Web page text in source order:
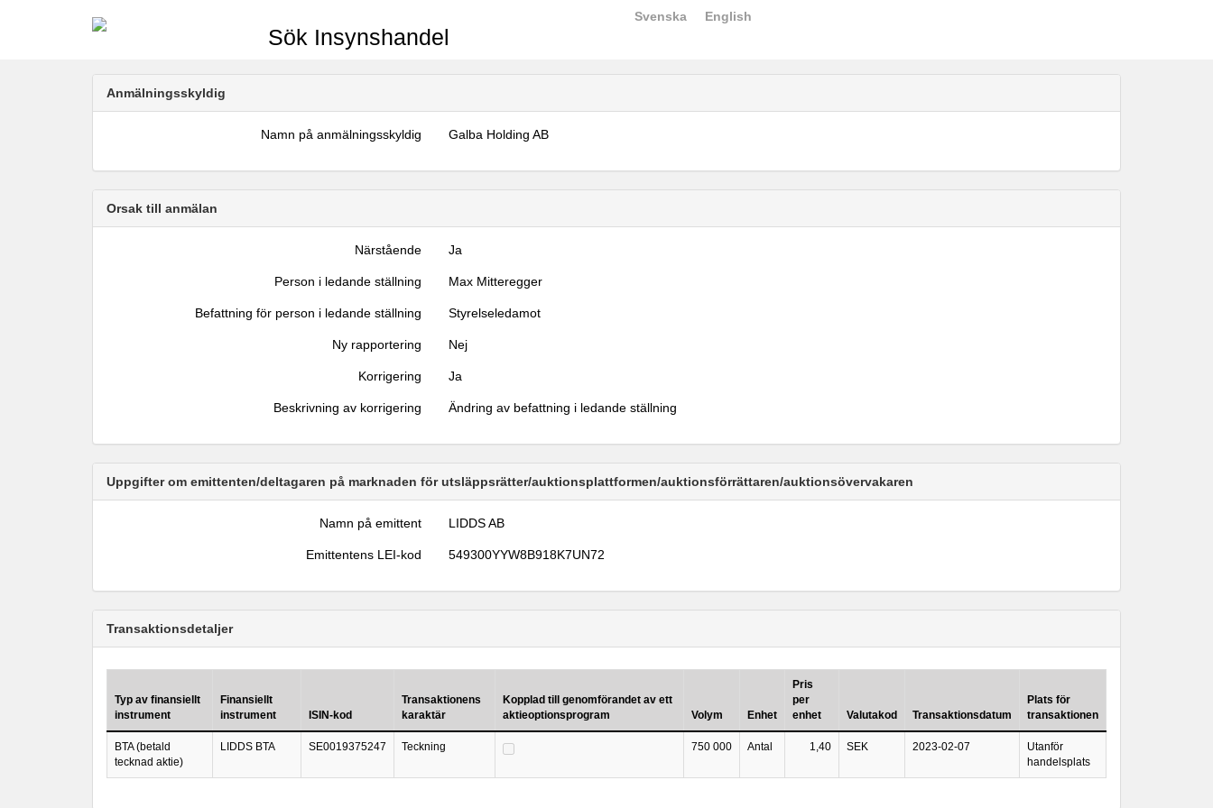
Sök Insynshandel
Svenska English
Anmälningsskyldig
Namn på anmälningsskyldig Galba Holding AB
Orsak till anmälan
Närstående Ja
Person i ledande ställning Max Mitteregger
Befattning för person i ledande ställning Styrelseledamot
Ny rapportering Nej
Korrigering Ja
Beskrivning av korrigering Ändring av befattning i ledande ställning
Uppgifter om emittenten/deltagaren på marknaden för utsläppsrätter/auktionsplattformen/auktionsförrättaren/auktionsövervakaren
Namn på emittent LIDDS AB
Emittentens LEI-kod 549300YYW8B918K7UN72
Transaktionsdetaljer
Typ av finansiellt
instrument
Finansiellt
instrument
ISIN-kod
Transaktionens
karaktär
Kopplad till genomförandet av ett
aktieoptionsprogram
Volym Enhet
Pris
per
enhet
Valutakod Transaktionsdatum
Plats för
transaktionen
BTA (betald
tecknad aktie)
LIDDS BTA SE0019375247 Teckning 750 000 Antal 1,40 SEK 2023-02-07
Utanför
handelsplats